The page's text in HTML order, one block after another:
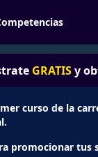
GRATIS y
curso de la
promocionar tus